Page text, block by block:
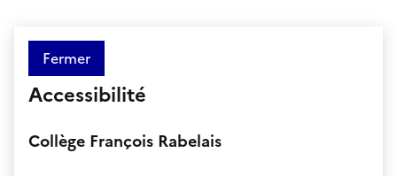
Fermer
Accessibilité
Collège François Rabelais